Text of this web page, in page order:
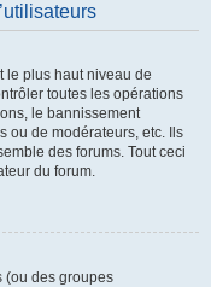
le plus haut niveau de
toutes les opérations
le bannissement
ou de modérateurs, etc. Ils
des forums. Tout ceci
du forum.
(ou des groupes